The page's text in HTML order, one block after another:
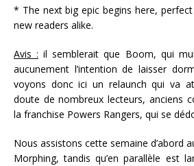
* The next big epic begins here,
new readers alike.
Avis : il semblerait que Boom, qui
aucunement l’intention de laisser
voyons donc ici un relaunch qui va
doute de nombreux lecteurs, anciens
la franchise Powers Rangers, qui se
Nous assistons cette semaine d’abord
Morphing, tandis qu’en parallèle est